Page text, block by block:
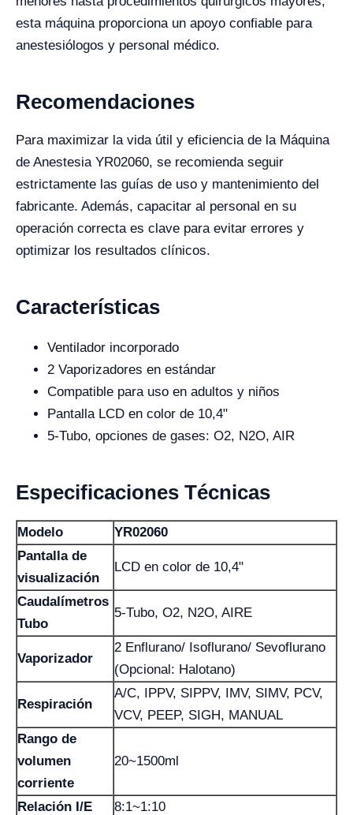
esta máquina proporciona un apoyo confiable para
anestesiólogos y personal médico.
Recomendaciones
Para maximizar la vida útil y eficiencia de la Máquina
de Anestesia YR02060, se recomienda seguir
estrictamente las guías de uso y mantenimiento del
fabricante. Además, capacitar al personal en su
operación correcta es clave para evitar errores y
optimizar los resultados clínicos.
Características
Ventilador incorporado
2 Vaporizadores en estándar
Compatible para uso en adultos y niños
Pantalla LCD en color de 10,4"
5-Tubo, opciones de gases: O2, N2O, AIR
Especificaciones Técnicas
Modelo
YR02060
Pantalla de
visualización
LCD en color de 10,4"
Caudalímetros
Tubo
5-Tubo, O2, N2O, AIRE
Vaporizador
2 Enflurano/ Isoflurano/ Sevoflurano
(Opcional: Halotano)
Respiración
A/C, IPPV, SIPPV, IMV, SIMV, PCV,
VCV, PEEP, SIGH, MANUAL
Rango de
volumen
corriente
20~1500ml
Relación I/E
8:1~1:10